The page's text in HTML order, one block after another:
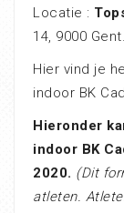
Locatie :
14, 9000 Gent.
Hier vind je
indoor BK
Hieronder
indoor BK
2020. (Dit
atleten.